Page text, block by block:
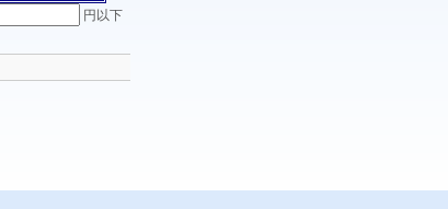
円以下